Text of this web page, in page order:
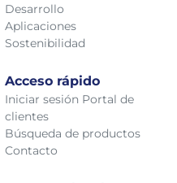
Desarrollo
Aplicaciones
Sostenibilidad
Acceso rápido
Iniciar sesión Portal de
clientes
Búsqueda de productos
Contacto